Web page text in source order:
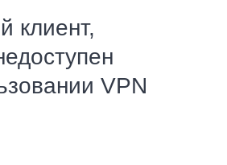
клиент,
VPN